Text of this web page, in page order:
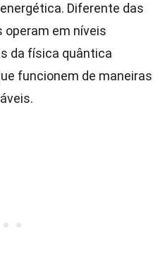
Diferente das
operam em níveis
da física quântica
funcionem de maneiras